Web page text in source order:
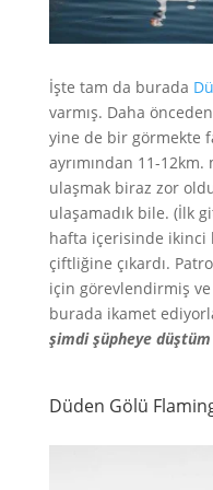
İşte tam da burada
varmış. Daha
yine de bir görmekte
ayrımından 11-
ulaşmak biraz zor
ulaşamadık bile. (İlk
hafta içerisinde ikinci
çiftliğine çıkardı.
için görevlendirmiş
burada ikamet
şimdi şüpheye
Düden Gölü